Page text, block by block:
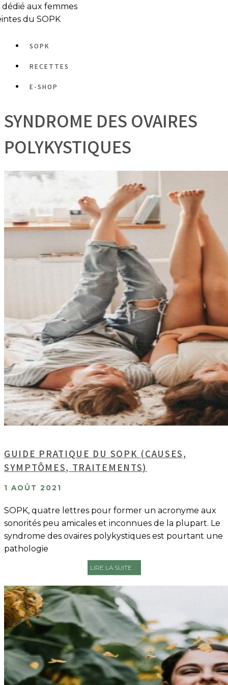
dédié aux femmes
du SOPK
SOPK
RECETTES
E-SHOP
SYNDROME DES OVAIRES
POLYKYSTIQUES
GUIDE PRATIQUE DU SOPK (CAUSES,
SYMPTÔMES, TRAITEMENTS)
1 AOÛT 2021
SOPK, quatre lettres pour former un acronyme aux
sonorités peu amicales et inconnues de la plupart. Le
syndrome des ovaires polykystiques est pourtant une
pathologie
LIRE LA SUITE